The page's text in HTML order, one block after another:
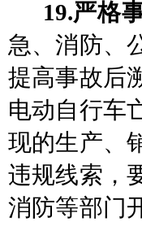
19.严格
急、消防、
提高事故后
电动自行车
现的生产、
违规线索，
消防等部门